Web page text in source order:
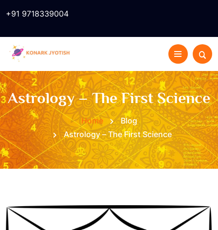
+91 9718339004
Astrology – The First Science
Home
Blog
Astrology – The First Science